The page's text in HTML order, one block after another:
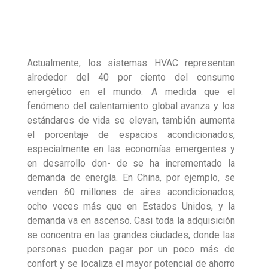
Actualmente, los sistemas HVAC representan
alrededor del 40 por ciento del consumo
energético en el mundo. A medida que el
fenómeno del calentamiento global avanza y los
estándares de vida se elevan, también aumenta
el porcentaje de espacios acondicionados,
especialmente en las economías emergentes y
en desarrollo don- de se ha incrementado la
demanda de energía. En China, por ejemplo, se
venden 60 millones de aires acondicionados,
ocho veces más que en Estados Unidos, y la
demanda va en ascenso. Casi toda la adquisición
se concentra en las grandes ciudades, donde las
personas pueden pagar por un poco más de
confort y se localiza el mayor potencial de ahorro